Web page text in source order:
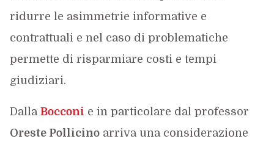
ridurre le asimmetrie informative e
contrattuali e nel caso di problematiche
permette di risparmiare costi e tempi
giudiziari.
Dalla Bocconi e in particolare dal professor
Oreste Pollicinoarriva una considerazione